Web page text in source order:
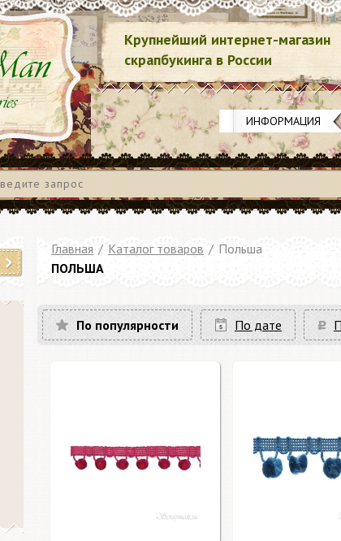
Крупнейший интернет-магазин
скрапбукинга в России
ИНФОРМАЦИЯ
Главная / Каталог товаров / Польша
ПОЛЬША
По популярности По дате